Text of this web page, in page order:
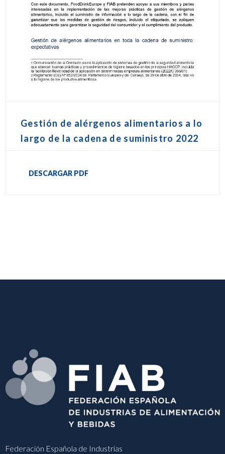
Gestión de alérgenos alimentarios a lo
largo de la cadena de suministro 2022
DESCARGAR PDF
Federación Española de Industrias